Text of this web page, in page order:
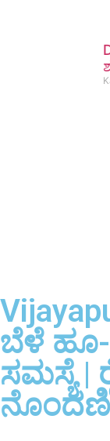
ಬೆಳೆ
ಸಮಸ್ಯೆ |